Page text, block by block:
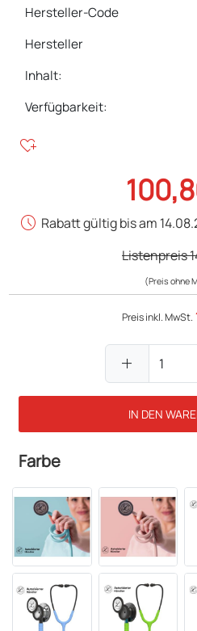
Hersteller-Code
Hersteller
Inhalt:
Verfügbarkeit:
heart_plus
schedule Rabatt gültig bis am
Listenpreis
(Preis ohne
Preis inkl. MwSt.
add
IN DEN
Farbe